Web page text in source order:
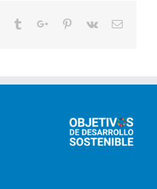
TumblrGoogle+Pinterest
Vk Email